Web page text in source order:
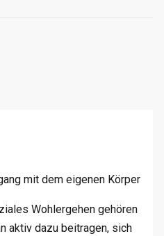
mit dem eigenen Körper
Wohlergehen gehören
aktiv dazu beitragen, sich